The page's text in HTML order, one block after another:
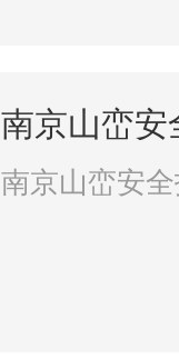
南京山峦安
南京山峦安